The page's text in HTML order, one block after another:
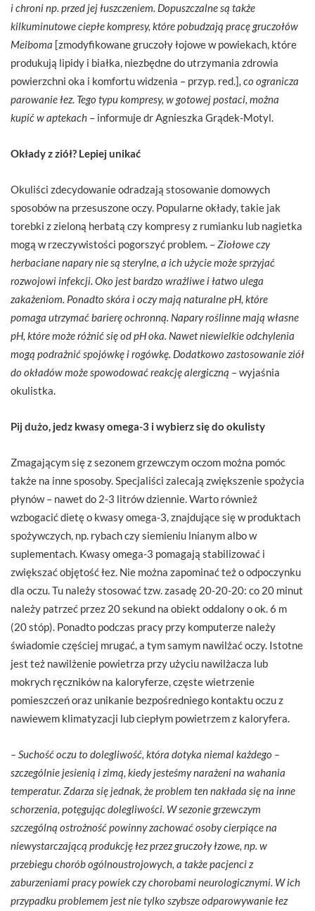
i chroni np. przed jej łuszczeniem. Dopuszczalne są także
kilkuminutowe ciepłe kompresy, które pobudzają pracę gruczołów
Meiboma [zmodyfikowane gruczoły łojowe w powiekach, które
produkują lipidy i białka, niezbędne do utrzymania zdrowia
powierzchni oka i komfortu widzenia – przyp. red.] , co ogranicza
parowanie łez. Tego typu kompresy, w gotowej postaci, można
kupić w aptekach – informuje dr Agnieszka Grądek-Motyl.
Okłady z ziół? Lepiej unikać
Okuliści zdecydowanie odradzają stosowanie domowych
sposobów na przesuszone oczy. Popularne okłady, takie jak
torebki z zieloną herbatą czy kompresy z rumianku lub nagietka
mogą w rzeczywistości pogorszyć problem. – Ziołowe czy
herbaciane napary nie są sterylne, a ich użycie może sprzyjać
rozwojowi infekcji. Oko jest bardzo wrażliwe i łatwo ulega
zakażeniom. Ponadto skóra i oczy mają naturalne pH, które
pomaga utrzymać barierę ochronną. Napary roślinne mają własne
pH, które może różnić się od pH oka. Nawet niewielkie odchylenia
mogą podrażnić spojówkę i rogówkę. Dodatkowo zastosowanie ziół
do okładów może spowodować reakcję alergiczną – wyjaśnia
okulistka.
Pij dużo, jedz kwasy omega-3 i wybierz się do okulisty
Zmagającym się z sezonem grzewczym oczom można pomóc
także na inne sposoby. Specjaliści zalecają zwiększenie spożycia
płynów – nawet do 2-3 litrów dziennie. Warto również
wzbogacić dietę o kwasy omega-3, znajdujące się w produktach
spożywczych, np. rybach czy siemieniu lnianym albo w
suplementach. Kwasy omega-3 pomagają stabilizować i
zwiększać objętość łez. Nie można zapominać też o odpoczynku
dla oczu. Tu należy stosować tzw. zasadę 20-20-20: co 20 minut
należy patrzeć przez 20 sekund na obiekt oddalony o ok. 6 m
(20 stóp). Ponadto podczas pracy przy komputerze należy
świadomie częściej mrugać, a tym samym nawilżać oczy. Istotne
jest też nawilżenie powietrza przy użyciu nawilżacza lub
mokrych ręczników na kaloryferze, częste wietrzenie
pomieszczeń oraz unikanie bezpośredniego kontaktu oczu z
nawiewem klimatyzacji lub ciepłym powietrzem z kaloryfera.
– Suchość oczu to dolegliwość, która dotyka niemal każdego –
szczególnie jesienią i zimą, kiedy jesteśmy narażeni na wahania
temperatur. Zdarza się jednak, że problem ten nakłada się na inne
schorzenia, potęgując dolegliwości. W sezonie grzewczym
szczególną ostrożność powinny zachować osoby cierpiące na
niewystarczającą produkcję łez przez gruczoły łzowe, np. w
przebiegu chorób ogólnoustrojowych, a także pacjenci z
zaburzeniami pracy powiek czy chorobami neurologicznymi. W ich
przypadku problemem jest nie tylko szybsze odparowywanie łez